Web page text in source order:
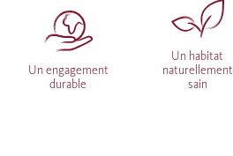
Un engagement
durable
Un habitat
naturellement
sain